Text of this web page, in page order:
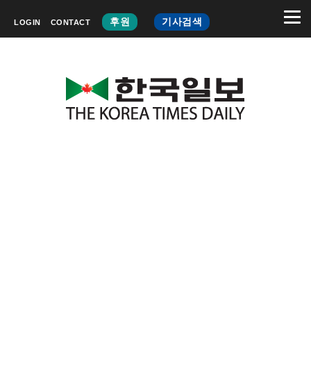
LOGIN CONTACT 후원 기사검색